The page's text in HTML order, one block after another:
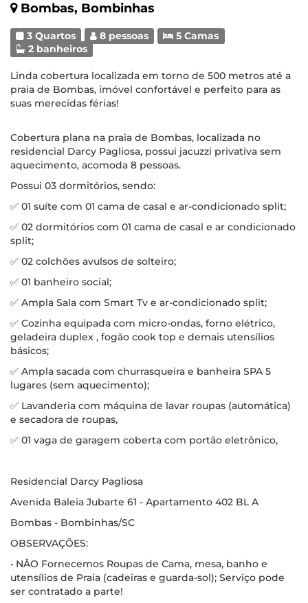
Bombas, Bombinhas
3 Quartos 8 pessoas
5 Camas
2 banheiros
Linda cobertura localizada em torno de 500 metros até a
praia de Bombas, imóvel confortável e perfeito para as
suas merecidas férias!
Cobertura plana na praia de Bombas, localizada no
residencial Darcy Pagliosa, possui jacuzzi privativa sem
aquecimento, acomoda 8 pessoas.
Possui 03 dormitórios, sendo:
✅ 01 suíte com 01 cama de casal e ar-condicionado split;
✅ 02 dormitórios com 01 cama de casal e ar condicionado
split;
✅ 02 colchões avulsos de solteiro;
✅ 01 banheiro social;
✅ Ampla Sala com Smart Tv e ar-condicionado split;
✅ Cozinha equipada com micro-ondas, forno elétrico,
geladeira duplex , fogão cook top e demais utensílios
básicos;
✅ Ampla sacada com churrasqueira e banheira SPA 5
lugares (sem aquecimento);
✅ Lavanderia com máquina de lavar roupas (automática)
e secadora de roupas,
✅ 01 vaga de garagem coberta com portão eletrônico,
Residencial Darcy Pagliosa
Avenida Baleia Jubarte 61 - Apartamento 402 BL A
Bombas - Bombinhas/SC
OBSERVAÇÕES:
• NÂO Fornecemos Roupas de Cama, mesa, banho e
utensílios de Praia (cadeiras e guarda-sol); Serviço pode
ser contratado a parte!